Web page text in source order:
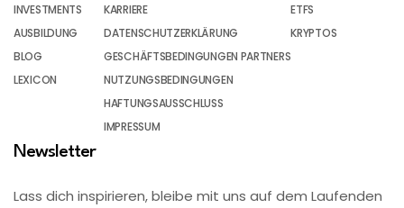
INVESTMENTS
AUSBILDUNG
BLOG
LEXICON
KARRIERE
DATENSCHUTZERKLÄRUNG
GESCHÄFTSBEDINGUNGEN PARTNERS
NUTZUNGSBEDINGUNGEN
HAFTUNGSAUSSCHLUSS
IMPRESSUM
ETFS
KRYPTOS
Newsletter
Lass dich inspirieren, bleibe mit uns auf dem Laufenden